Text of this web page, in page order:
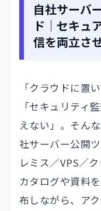
自社サーバ
ド｜セキュ
信を両立さ
「クラウドに置
「セキュリティ
えない」。そん
社サーバー公開
レミス／VPS／
カタログや資料
布しながら、ア